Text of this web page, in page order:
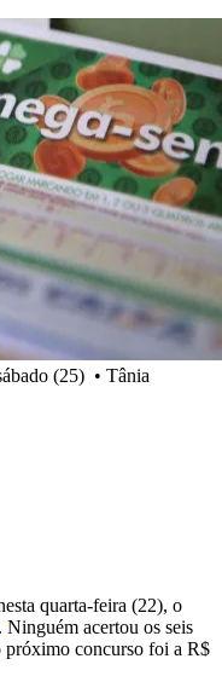
(25) • Tânia
quarta-feira (22), o
. Ninguém acertou os seis
próximo concurso foi a R$